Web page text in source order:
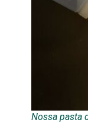
Nossa pasta